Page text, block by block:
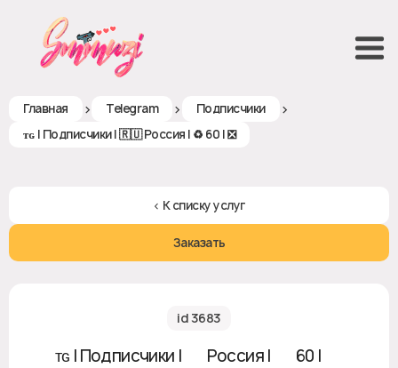
Главная > Telegram > Подписчики >
ᴛɢ | Подписчики | 🇷🇺 Россия | ♻ 60 | ❎
< К списку услуг
Заказать
id 3683
ᴛɢ | Подписчики | 🇷🇺 Россия | ♻ 60 | ❎